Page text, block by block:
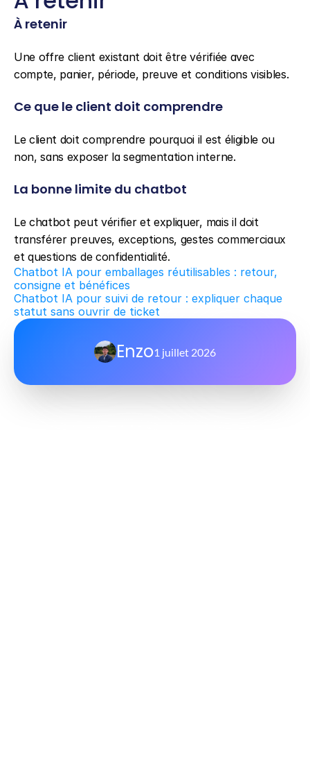
À retenir
Une offre client existant doit être vérifiée avec
compte, panier, période, preuve et conditions visibles.
Ce que le client doit comprendre
Le client doit comprendre pourquoi il est éligible ou
non, sans exposer la segmentation interne.
La bonne limite du chatbot
Le chatbot peut vérifier et expliquer, mais il doit
transférer preuves, exceptions, gestes commerciaux
et questions de confidentialité.
Chatbot IA pour emballages réutilisables : retour,
consigne et bénéfices
Chatbot IA pour suivi de retour : expliquer chaque
statut sans ouvrir de ticket
Enzo1 juillet 2026